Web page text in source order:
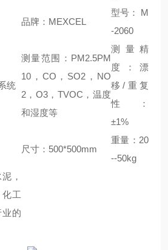
品牌：MEXCEL
型号： M
-2060
统
测量范围：PM2.5PM
10，CO，SO2，NO
2，O3，TVOC，温度
和湿度等
测量精
度：漂
移/重复
性 ：
±1%
尺寸：500*500mm
重量：20
--50kg
，
工
的